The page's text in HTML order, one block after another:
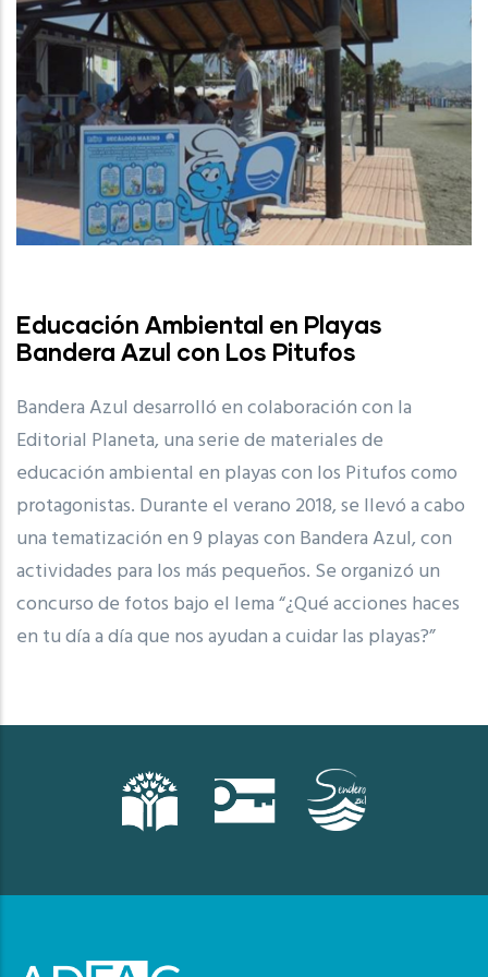
Educación Ambiental en Playas
Bandera Azul con Los Pitufos
Bandera Azul desarrolló en colaboración con la
Editorial Planeta, una serie de materiales de
educación ambiental en playas con los Pitufos como
protagonistas. Durante el verano 2018, se llevó a cabo
una tematización en 9 playas con Bandera Azul, con
actividades para los más pequeños. Se organizó un
concurso de fotos bajo el lema “¿Qué acciones haces
en tu día a día que nos ayudan a cuidar las playas?”